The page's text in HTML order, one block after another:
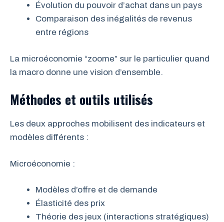
Évolution du pouvoir d’achat dans un pays
Comparaison des inégalités de revenus
entre régions
La microéconomie “zoome” sur le particulier quand
la macro donne une vision d’ensemble.
Méthodes et outils utilisés
Les deux approches mobilisent des indicateurs et
modèles différents :
Microéconomie :
Modèles d’offre et de demande
Élasticité des prix
Théorie des jeux (interactions stratégiques)